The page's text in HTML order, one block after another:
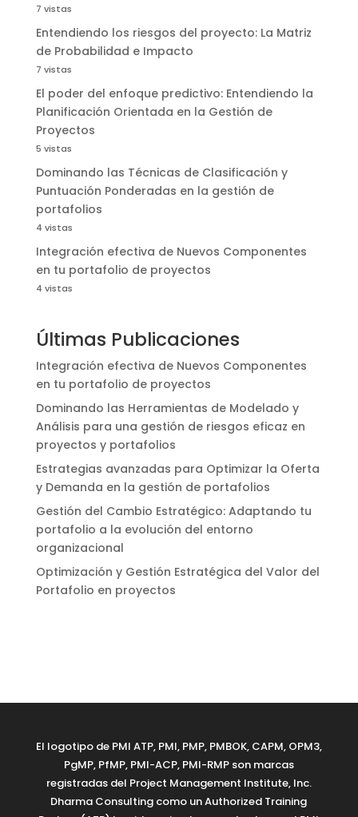
7 vistas
Entendiendo los riesgos del proyecto: La Matriz
de Probabilidad e Impacto
7 vistas
El poder del enfoque predictivo: Entendiendo la
Planificación Orientada en la Gestión de
Proyectos
5 vistas
Dominando las Técnicas de Clasificación y
Puntuación Ponderadas en la gestión de
portafolios
4 vistas
Integración efectiva de Nuevos Componentes
en tu portafolio de proyectos
4 vistas
Últimas Publicaciones
Integración efectiva de Nuevos Componentes
en tu portafolio de proyectos
Dominando las Herramientas de Modelado y
Análisis para una gestión de riesgos eficaz en
proyectos y portafolios
Estrategias avanzadas para Optimizar la Oferta
y Demanda en la gestión de portafolios
Gestión del Cambio Estratégico: Adaptando tu
portafolio a la evolución del entorno
organizacional
Optimización y Gestión Estratégica del Valor del
Portafolio en proyectos
El logotipo de PMI ATP, PMI, PMP, PMBOK, CAPM, OPM3,
PgMP, PfMP, PMI-ACP, PMI-RMP son marcas
registradas del Project Management Institute, Inc.
Dharma Consulting como un Authorized Training